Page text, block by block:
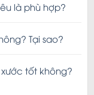
là phù hợp?
Tại sao?
tốt không?